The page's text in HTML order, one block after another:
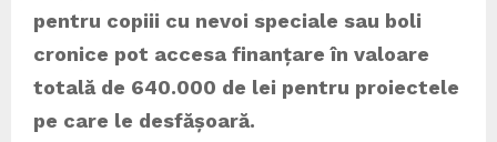
pentru copiii cu nevoi speciale sau boli
cronice pot accesa finanțare în valoare
totală de 640.000 de lei pentru proiectele
pe care le desfășoară.